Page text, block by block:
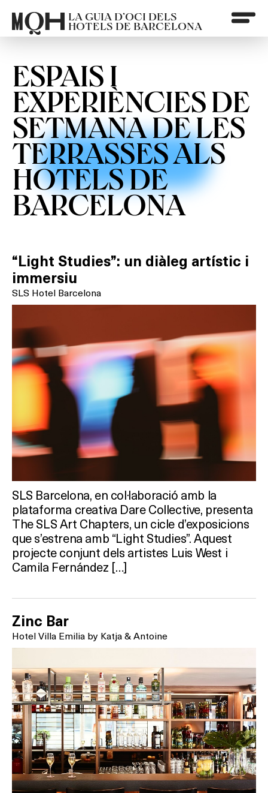
LA GUIA D’OCI DELS
HOTELS DE BARCELONA
ESPAIS I
EXPERIÈNCIES DE
SETMANA DE LES
TERRASSES ALS
HOTELS DE
BARCELONA
“Light Studies”: un diàleg artístic i
immersiu
SLS Hotel Barcelona
SLS Barcelona, en col·laboració amb la
plataforma creativa Dare Collective, presenta
The SLS Art Chapters, un cicle d’exposicions
que s’estrena amb “Light Studies”. Aquest
projecte conjunt dels artistes Luis West i
Camila Fernández […]
Zinc Bar
Hotel Villa Emilia by Katja & Antoine